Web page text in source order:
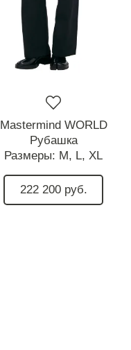
Mastermind WORLD
Рубашка
Размеры: M, L, XL
222 200 руб.